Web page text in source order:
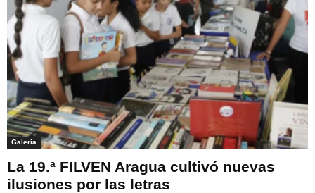
Galeria
La 19.ª FILVEN Aragua cultivó nuevas
ilusiones por las letras